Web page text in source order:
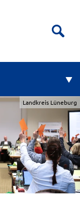
Landkreis Lüneburg